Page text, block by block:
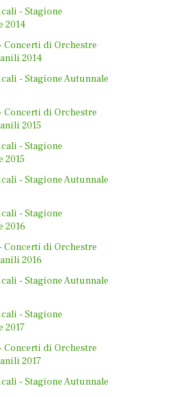
- Stagione
2014
Concerti di Orchestre
2014
- Stagione Autunnale
Concerti di Orchestre
2015
- Stagione
2015
- Stagione Autunnale
- Stagione
2016
Concerti di Orchestre
2016
- Stagione Autunnale
- Stagione
2017
Concerti di Orchestre
2017
- Stagione Autunnale